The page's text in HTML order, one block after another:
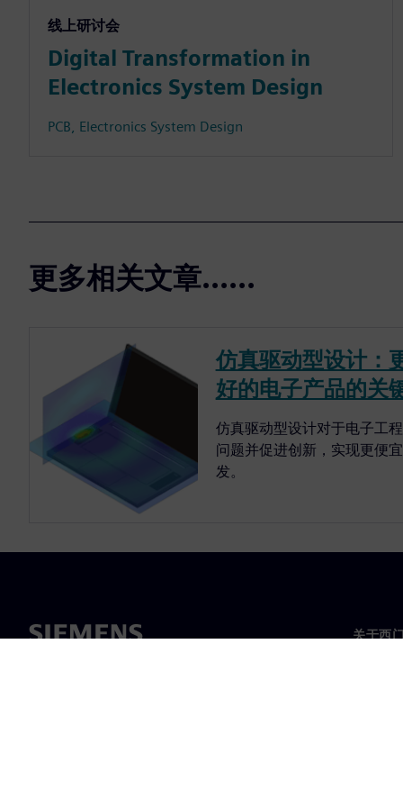
线上研讨会
Digital Transformation in
Electronics System Design
PCB, Electronics System Design
更多相关文章......
仿真驱动型设计：
好的电子产品的关
仿真驱动型设计对于电子工
问题并促进创新，实现更便
发。
关于西